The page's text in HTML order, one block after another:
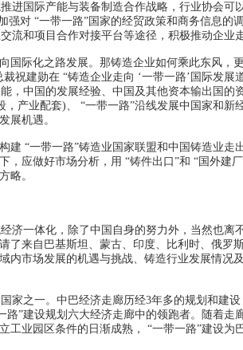
进国际产能与装备制造合作战略，行业协会可
强对 “一带一路”国家的经贸政策和商务信息的
流和项目合作对接平台等途径，积极推动企业走
际化之路发展。那铸造企业如何乘此东风，
祝建勋在 “铸造企业走向 ‘一带一路’国际发展
，中国的发展经验、中国及其他资本输出国的
产业配套)、 “一带一路”沿线发展中国家和新
展机遇。
“一带一路”铸造业国家联盟和中国铸造业走
，应做好市场分析，用 “铸件出口”和 “国外建
略。
一体化，除了中国自身的努力外，当然也离
了来自巴基斯坦、蒙古、印度、比利时、俄罗
内市场发展的机遇与挑战、铸造行业发展情况
之一。中巴经济走廊历经3年多的规划和建设
”建设规划六大经济走廊中的领跑者。随着走
工业园区条件的日渐成熟， “一带一路”建设为